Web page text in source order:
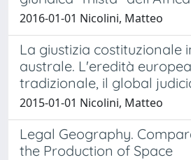
2016-01-01 Nicolini, Matteo
La giustizia costituzionale
australe. L'eredità
tradizionale, il global
2015-01-01 Nicolini, Matteo
Legal Geography.
the Production of Space